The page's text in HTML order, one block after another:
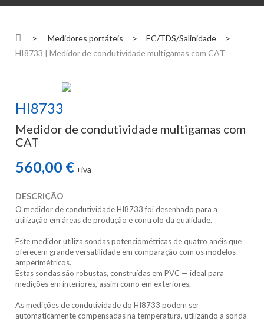
> Medidores portáteis > EC/TDS/Salinidade
>
HI8733 | Medidor de condutividade multigamas com CAT
HI8733
Medidor de condutividade multigamas com
CAT
560,00 € +iva
DESCRIÇÃO
O medidor de condutividade HI8733 foi desenhado para a
utilização em áreas de produção e controlo da qualidade.
Este medidor utiliza sondas potenciométricas de quatro anéis que
oferecem grande versatilidade em comparação com os modelos
amperimétricos.
Estas sondas são robustas, construídas em PVC — ideal para
medições em interiores, assim como em exteriores.
As medições de condutividade do HI8733 podem ser
automaticamente compensadas na temperatura, utilizando a sonda